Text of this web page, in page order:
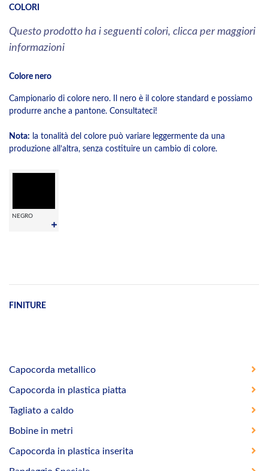
COLORI
Questo prodotto ha i seguenti colori, clicca per maggiori
informazioni
Colore nero
Campionario di colore nero. Il nero è il colore standard e possiamo
produrre anche a pantone. Consultateci!
Nota: la tonalità del colore può variare leggermente da una
produzione all’altra, senza costituire un cambio di colore.
NEGRO
FINITURE
Capocorda metallico
Capocorda in plastica piatta
Tagliato a caldo
Bobine in metri
Capocorda in plastica inserita